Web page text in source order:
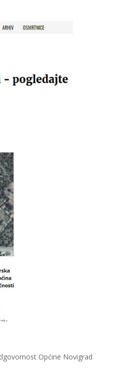
Općine Novigrad